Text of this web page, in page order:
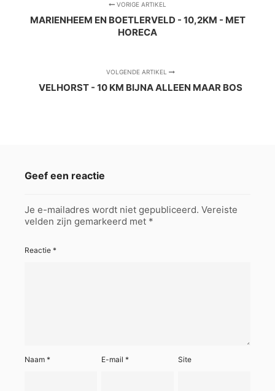
VORIGE ARTIKEL
MARIENHEEM EN BOETLERVELD - 10,2KM - MET
HORECA
VOLGENDE ARTIKEL
VELHORST - 10 KM BIJNA ALLEEN MAAR BOS
Geef een reactie
Je e-mailadres wordt niet gepubliceerd. Vereiste
velden zijn gemarkeerd met *
Reactie *
Naam * E-mail* Site